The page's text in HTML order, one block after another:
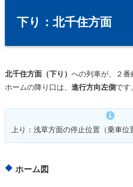
下り：北千住方面
北千住方面（下り） への列車が、２番
ホームの降り口は、 進行方向左側です
上り：浅草方面の停止位置（乗車位
ホーム図